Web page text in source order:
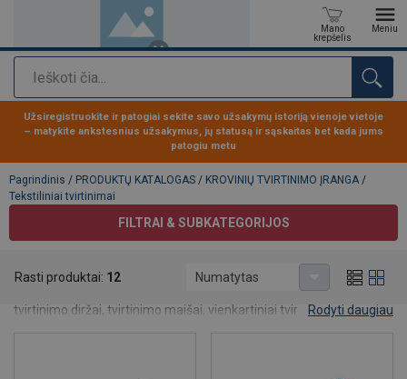
Paieška
Mano
krepšelis
Meniu
Produktas buvo pridėtas prie jūsų užklausos
Užsiregistruokite ir patogiai sekite savo užsakymų istoriją vienoje vietoje
– matykite ankstesnius užsakymus, jų statusą ir sąskaitas bet kada jums
patogiu metu
Pagrindinis / PRODUKTŲ KATALOGAS / KROVINIŲ TVIRTINIMO ĮRANGA /
Tekstiliniai tvirtinimai
FILTRAI & SUBKATEGORIJOS
Įvairios paskirties tekstiliniai tvirtinimai: krovinių ir automobilių
tvirtinimo diržai, tvirtinimo maišai, vienkartiniai tvirtinimo diržai bei
Rodyti daugiau
Rasti produktai: 12 Numatytas